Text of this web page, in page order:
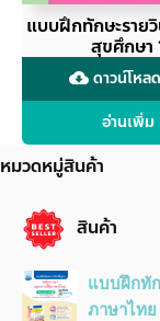
แบบฝึกทักษะราย
สุขศึกษา
cloud_downloadดาวน์โหล
อ่านเพิ่ม
หมวดหมู่สินค้า
สินค้า
แบบฝึกทั
ภาษาไทย